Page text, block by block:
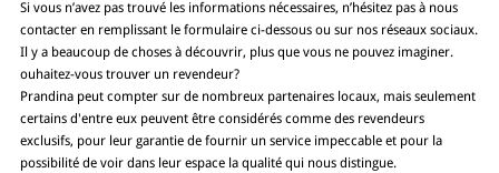
Si vous n’avez pas trouvé les informations nécessaires, n’hésitez pas à nous
contacter en remplissant le formulaire ci-dessous ou sur nos réseaux sociaux.
Il y a beaucoup de choses à découvrir, plus que vous ne pouvez imaginer.
ouhaitez-vous trouver un revendeur?
Prandina peut compter sur de nombreux partenaires locaux, mais seulement
certains d'entre eux peuvent être considérés comme des revendeurs
exclusifs, pour leur garantie de fournir un service impeccable et pour la
possibilité de voir dans leur espace la qualité qui nous distingue.